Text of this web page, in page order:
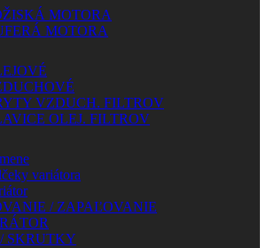
MOTORA
MOTORA
VZDUCH. FILTROV
OLEJ. FILTROV
variátora
/ ZAPAĽOVANIE
SKRUTKY